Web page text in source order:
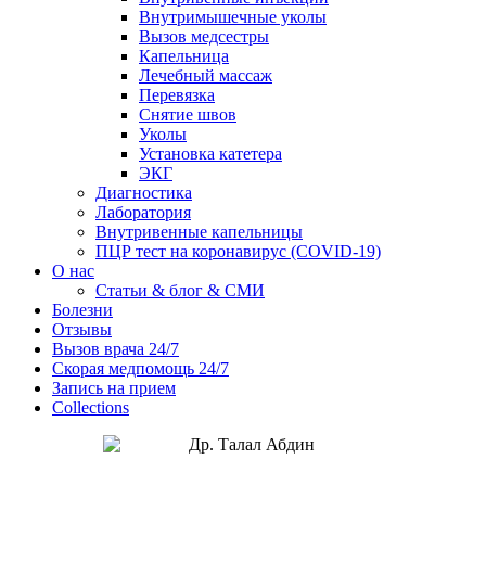
Внутримышечные уколы
Вызов медсестры
Капельница
Лечебный массаж
Перевязка
Снятие швов
Уколы
Установка катетера
ЭКГ
Диагностика
Лаборатория
Внутривенные капельницы
ПЦР тест на коронавирус (COVID-19)
О нас
Статьи & блог & СМИ
Болезни
Отзывы
Вызов врача 24/7
Скорая медпомощь 24/7
Запись на прием
Collections